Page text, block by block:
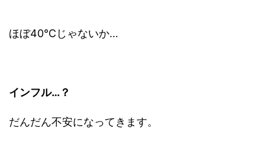
ほぼ40℃じゃないか…
インフル…？
だんだん不安になってきます。